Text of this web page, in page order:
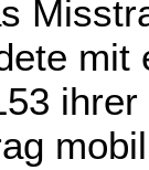
mit